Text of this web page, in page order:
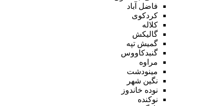
فاضل آباد
کردکوی
کلاله
گالیکش
گمیش تپه
گنبدکاووس
مراوه
مینودشت
نگین شهر
نوده خاندوز
نوکنده